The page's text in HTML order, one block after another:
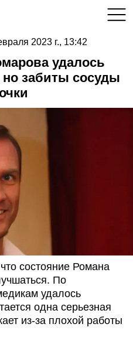
2023 г., 13:42
удалось
но забиты сосуды
состояние Романа
По
удалось
одна серьезная
из-за плохой работы